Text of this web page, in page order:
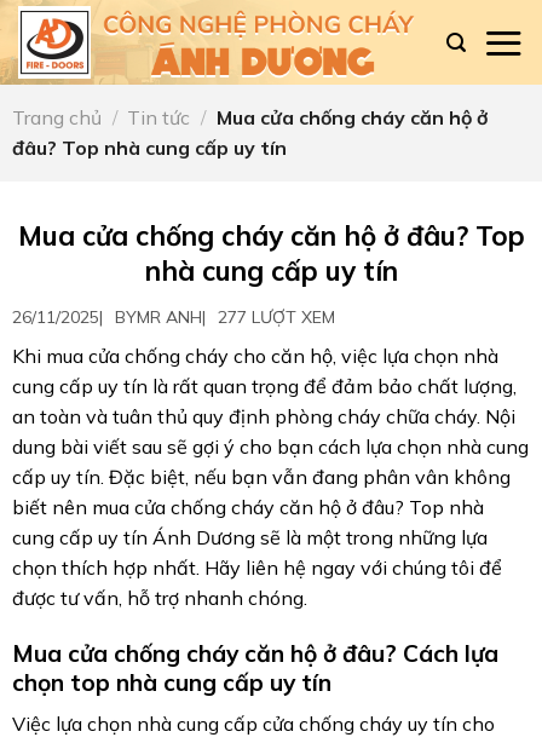
Skip
content
Trang chủ / Tin tức / Mua cửa chống cháy căn hộ ở
đâu? Top nhà cung cấp uy tín
Mua cửa chống cháy căn hộ ở đâu? Top
nhà cung cấp uy tín
26/11/2025| BYMR ANH| 277 LƯỢT XEM
Khi mua cửa chống cháy cho căn hộ, việc lựa chọn nhà
cung cấp uy tín là rất quan trọng để đảm bảo chất lượng,
an toàn và tuân thủ quy định phòng cháy chữa cháy. Nội
dung bài viết sau sẽ gợi ý cho bạn cách lựa chọn nhà cung
cấp uy tín. Đặc biệt, nếu bạn vẫn đang phân vân không
biết nên mua cửa chống cháy căn hộ ở đâu? Top nhà
cung cấp uy tín Ánh Dương sẽ là một trong những lựa
chọn thích hợp nhất. Hãy liên hệ ngay với chúng tôi để
được tư vấn, hỗ trợ nhanh chóng.
Mua cửa chống cháy căn hộ ở đâu? Cách lựa
chọn top nhà cung cấp uy tín
Việc lựa chọn nhà cung cấp cửa chống cháy uy tín cho